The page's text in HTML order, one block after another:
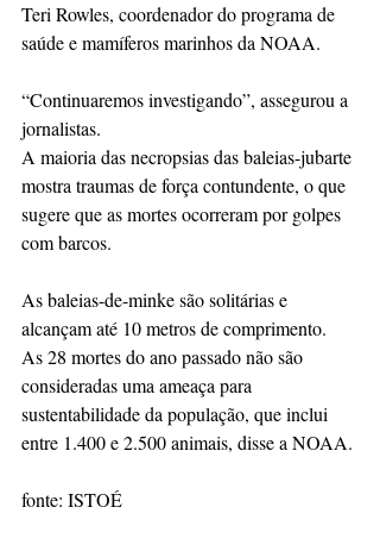
Teri Rowles, coordenador do programa de
saúde e mamíferos marinhos da NOAA.
“Continuaremos investigando”, assegurou a
jornalistas.
A maioria das necropsias das baleias-jubarte
mostra traumas de força contundente, o que
sugere que as mortes ocorreram por golpes
com barcos.
As baleias-de-minke são solitárias e
alcançam até 10 metros de comprimento.
As 28 mortes do ano passado não são
consideradas uma ameaça para
sustentabilidade da população, que inclui
entre 1.400 e 2.500 animais, disse a NOAA.
fonte: ISTOÉ